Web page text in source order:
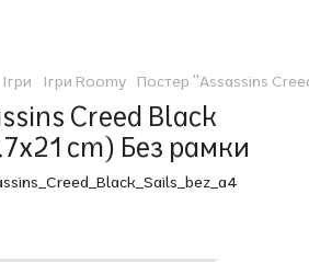
Ігри Ігри Roomy Постер "Assassins
Creed Black
cm) Без рамки